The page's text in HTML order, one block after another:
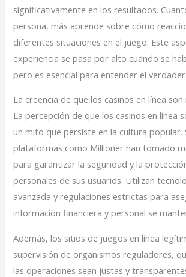
significativamente en los resultados.
persona, más aprende sobre cómo
diferentes situaciones en el juego. Este
experiencia se pasa por alto cuando se
pero es esencial para entender el
La creencia de que los casinos en línea
La percepción de que los casinos en línea
un mito que persiste en la cultura popular.
plataformas como Millioner han tomado
para garantizar la seguridad y la
personales de sus usuarios. Utilizan
avanzada y regulaciones estrictas para
información financiera y personal se
Además, los sitios de juegos en línea
supervisión de organismos reguladores,
las operaciones sean justas y